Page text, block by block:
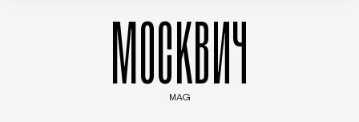
МОСКВИЧ
MAG